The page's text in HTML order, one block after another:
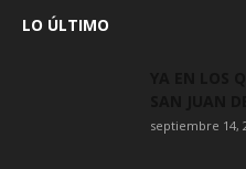
LO ÚLTIMO
septiembre 14,